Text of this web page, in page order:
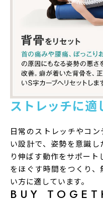
ストレッチに適
日常のストレッチやコ
い設計で、姿勢を意識
り伸ばす動作をサポー
をほぐす時間をつくり
い方に適しています。
BUY